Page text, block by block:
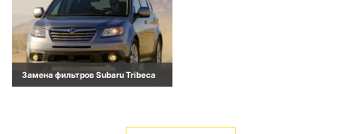
Замена фильтров Subaru Tribeca